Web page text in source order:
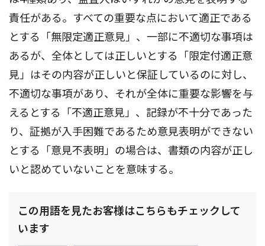
責任がある。すべての重要な点において適正である
とする「無限定適正意見」、一部に不適切な事項は
あるが、全体としては正しいとする「限定付適正意
見」はその内容が正しいと保証しているのに対し、
不適切な事項があり、それが全体に重要な影響を与
えるとする「不適正意見」、記録が不十分であった
り、証拠が入手困難であるため意見表明ができない
とする「意見不表明」の場合は、書類の内容が正し
いと認めていないことを意味する。
この用語を見たお客様はこちらもチェックして
います